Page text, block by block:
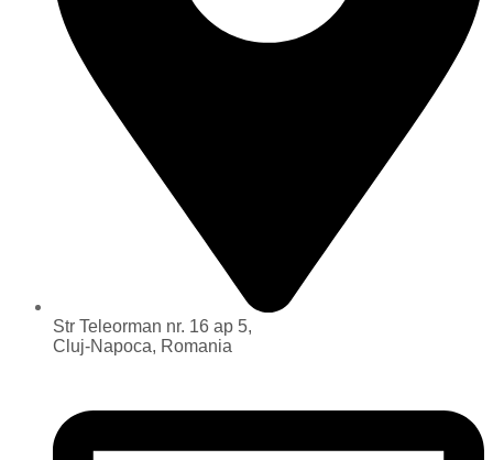
Str Teleorman nr. 16 ap 5,
Cluj-Napoca, Romania